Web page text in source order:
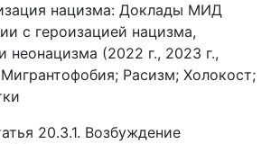
нацизма: Доклады МИД
с героизацией нацизма,
неонацизма (2022 г., 2023 г.,
Расизм; Холокост;
20.3.1. Возбуждение